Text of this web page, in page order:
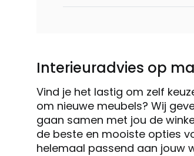
Interieuradvies op
Vind je het lastig om zelf
om nieuwe meubels? Wij
gaan samen met jou de
de beste en mooiste opties
helemaal passend aan jouw